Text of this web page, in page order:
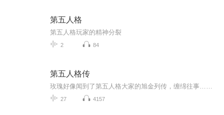
第五人格
第五人格玩家的精神分裂
2 84
第五人格传
玫瑰好像闻到了第五人格大家的旭金列传，缠绵往事……
27 4157